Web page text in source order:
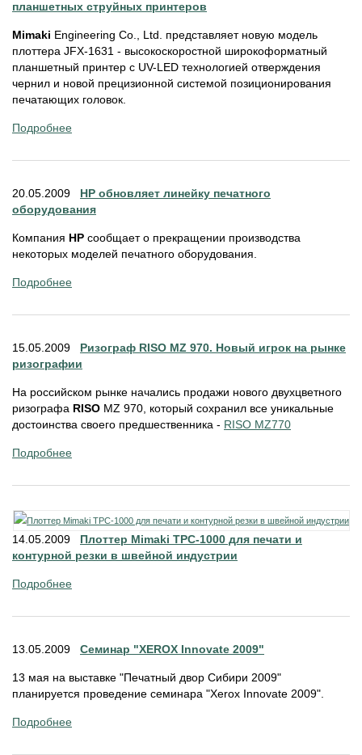
планшетных струйных принтеров
Mimaki Engineering Co., Ltd. представляет новую модель
плоттера JFX-1631 - высокоскоростной широкоформатный
планшетный принтер с UV-LED технологией отверждения
чернил и новой прецизионной системой позиционирования
печатающих головок.
Подробнее
20.05.2009 HP обновляет линейку печатного
оборудования
Компания HP сообщает о прекращении производства
некоторых моделей печатного оборудования.
Подробнее
15.05.2009 Ризограф RISO MZ 970. Новый игрок на рынке
ризографии
На российском рынке начались продажи нового двухцветного
ризографа RISO MZ 970, который сохранил все уникальные
достоинства своего предшественника - RISO MZ770
Подробнее
14.05.2009 Плоттер Mimaki TPC-1000 для печати и
контурной резки в швейной индустрии
Подробнее
13.05.2009 Семинар "XEROX Innovate 2009"
13 мая на выставке "Печатный двор Сибири 2009"
планируется проведение семинара "Xerox Innovate 2009".
Подробнее